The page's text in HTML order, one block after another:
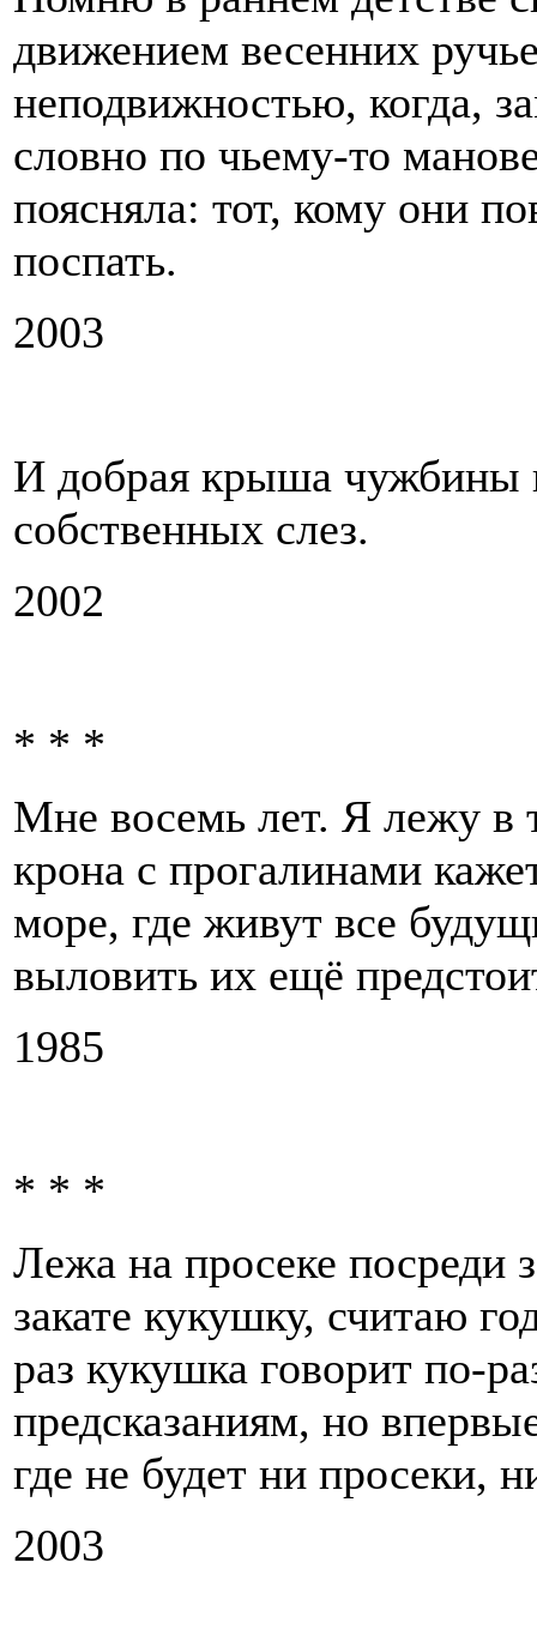
движением весенних
неподвижностью, когда,
словно по чьему-то
поясняла: тот, кому они
поспать.
2003
И добрая крыша чужбины
собственных слез.
2002
* * *
Мне восемь лет. Я лежу в
крона с прогалинами
море, где живут все
выловить их ещё
1985
* * *
Лежа на просеке посреди
закате кукушку, считаю
раз кукушка говорит по-
предсказаниям, но
где не будет ни просеки,
2003